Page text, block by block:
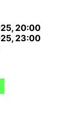
20:00
23:00